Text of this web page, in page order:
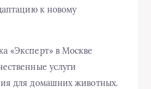
к новому
«Эксперт» в Москве
услуги
для домашних животных.